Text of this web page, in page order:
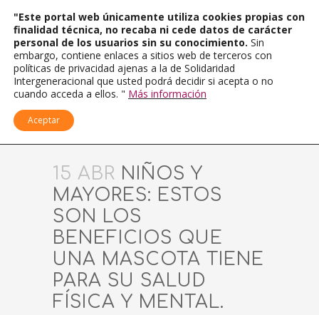
15 ABR NIÑOS Y
MAYORES: ESTOS
SON LOS
BENEFICIOS QUE
UNA MASCOTA TIENE
PARA SU SALUD
FÍSICA Y MENTAL.
"Este portal web únicamente utiliza cookies propias con
finalidad técnica, no recaba ni cede datos de carácter
personal de los usuarios sin su conocimiento. Sin
embargo, contiene enlaces a sitios web de terceros con
políticas de privacidad ajenas a la de Solidaridad
Intergeneracional que usted podrá decidir si acepta o no
cuando acceda a ellos. " Más información
Aceptar